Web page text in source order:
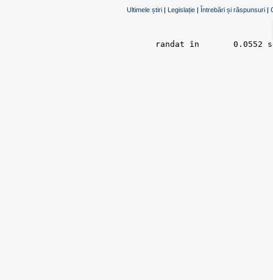
Ultimele știri | Legislație | Întrebări și răspunsuri |
randat în